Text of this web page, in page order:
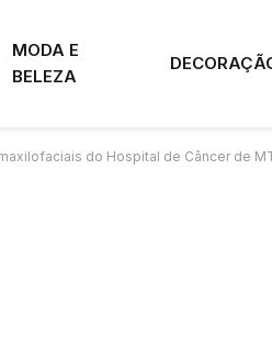
MODA E
BELEZA
do Hospital de Câncer de